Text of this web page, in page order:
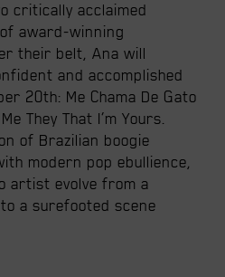
critically acclaimed
award-winning
their belt, Ana will
and accomplished
20th: Me Chama De Gato
They That I’m Yours.
of Brazilian boogie
modern pop ebullience,
artist evolve from a
a surefooted scene